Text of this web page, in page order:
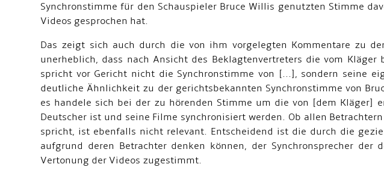
Synchronstimme für den Schauspieler Bruce Willis genutzten Stimme
Videos gesprochen hat.
Das zeigt sich auch durch die von ihm vorgelegten Kommentare zu
unerheblich, dass nach Ansicht des Beklagtenvertreters die vom
spricht vor Gericht nicht die Synchronstimme von [...], sondern seine
deutliche Ähnlichkeit zu der gerichtsbekannten Synchronstimme von
es handele sich bei der zu hörenden Stimme um die von [dem Kläger]
Deutscher ist und seine Filme synchronisiert werden. Ob allen
spricht, ist ebenfalls nicht relevant. Entscheidend ist die durch die
aufgrund deren Betrachter denken können, der Synchronsprecher
Vertonung der Videos zugestimmt.